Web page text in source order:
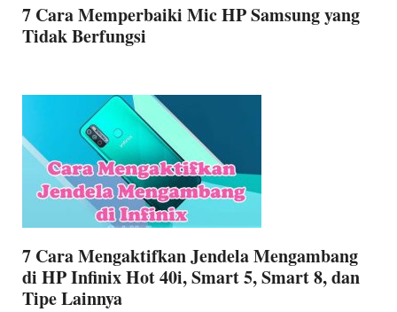
7 Cara Memperbaiki Mic HP Samsung yang
Tidak Berfungsi
7 Cara Mengaktifkan Jendela Mengambang
di HP Infinix Hot 40i, Smart 5, Smart 8, dan
Tipe Lainnya